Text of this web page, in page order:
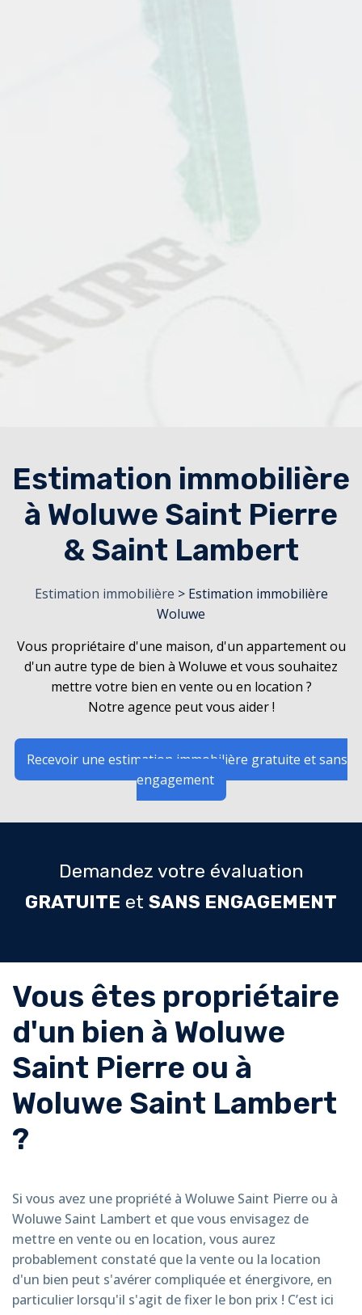
Estimation immobilière
à Woluwe Saint Pierre
& Saint Lambert
Estimation immobilière > Estimation immobilière
Woluwe
Vous propriétaire d'une maison, d'un appartement ou
d'un autre type de bien à Woluwe et vous souhaitez
mettre votre bien en vente ou en location ?
Notre agence peut vous aider !
Recevoir une estimation immobilière gratuite et sans
engagement
Demandez votre évaluation
GRATUITE et SANS ENGAGEMENT
Estimation
Immobilière
Woluwe
Saint
Pierre
&
Saint
Lambert
Vous êtes propriétaire
d'un bien à Woluwe
Saint Pierre ou à
Woluwe Saint Lambert
?
Si vous avez une propriété à Woluwe Saint Pierre ou à
Woluwe Saint Lambert et que vous envisagez de
mettre en vente ou en location, vous aurez
probablement constaté que la vente ou la location
d'un bien peut s'avérer compliquée et énergivore, en
particulier lorsqu'il s'agit de fixer le bon prix ! C’est ici